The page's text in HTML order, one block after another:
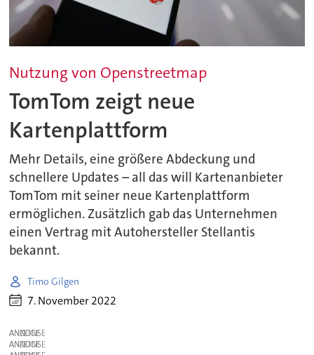
Nutzung von Openstreetmap
TomTom zeigt neue
Kartenplattform
Mehr Details, eine größere Abdeckung und
schnellere Updates – all das will Kartenanbieter
TomTom mit seiner neue Kartenplattform
ermöglichen. Zusätzlich gab das Unternehmen
einen Vertrag mit Autohersteller Stellantis
bekannt.
Timo Gilgen
7. November 2022
ANZEIGE
ANZEIGE